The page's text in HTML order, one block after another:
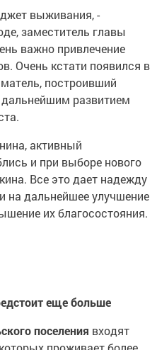
выживания, -
заместитель главы
важно привлечение
Очень кстати появился в
построивший
развитием
активный
и при выборе нового
Все это дает надежду
на дальнейшее улучшение
их благосостояния.
еще больше
поселения входят